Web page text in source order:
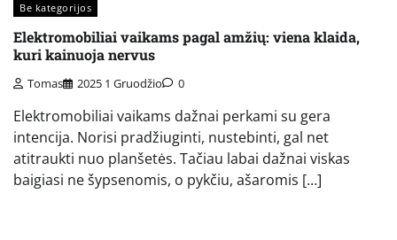
Be kategorijos
Elektromobiliai vaikams pagal amžių: viena klaida,
kuri kainuoja nervus
Tomas 2025 1 Gruodžio 0
Elektromobiliai vaikams dažnai perkami su gera
intencija. Norisi pradžiuginti, nustebinti, gal net
atitraukti nuo planšetės. Tačiau labai dažnai viskas
baigiasi ne šypsenomis, o pykčiu, ašaromis […]